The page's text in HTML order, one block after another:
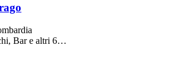
Bare altri 6…